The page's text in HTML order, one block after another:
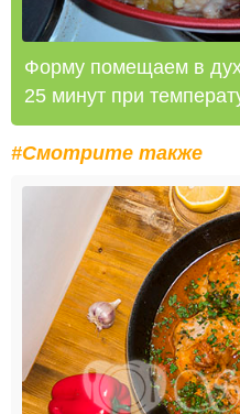
Форму помещаем в
25 минут при
#Смотрите также